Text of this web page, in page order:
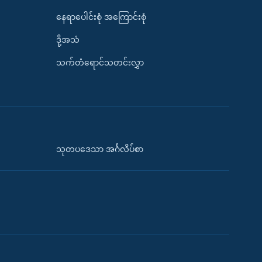
နေရာပေါင်းစုံ အကြောင်းစုံ
ဒို့အသံ
သက်တံရောင်သတင်းလွှာ
သုတပဒေသာ အင်္ဂလိပ်စာ